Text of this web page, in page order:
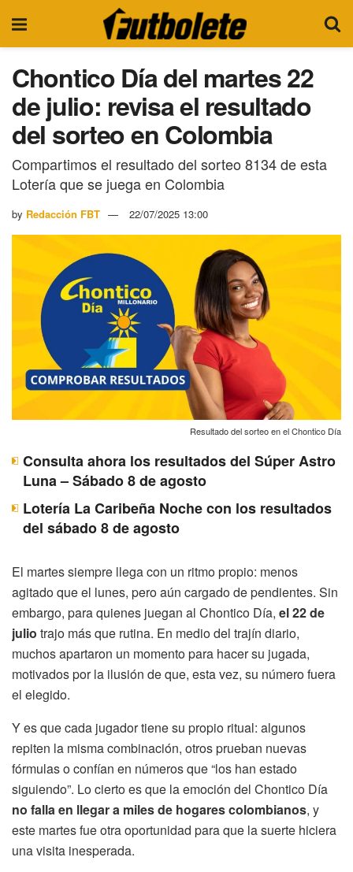
Chontico Día del martes 22
de julio: revisa el resultado
del sorteo en Colombia
Compartimos el resultado del sorteo 8134 de esta
Lotería que se juega en Colombia
by Redacción FBT 22/07/2025 13:00
Resultado del sorteo en el Chontico Día
Consulta ahora los resultados del Súper Astro
Luna – Sábado 8 de agosto
Lotería La Caribeña Noche con los resultados
del sábado 8 de agosto
El martes siempre llega con un ritmo propio: menos
agitado que el lunes, pero aún cargado de pendientes. Sin
embargo, para quienes juegan al Chontico Día, el 22 de
julio trajo más que rutina. En medio del trajín diario,
muchos apartaron un momento para hacer su jugada,
motivados por la ilusión de que, esta vez, su número fuera
el elegido.
Y es que cada jugador tiene su propio ritual: algunos
repiten la misma combinación, otros prueban nuevas
fórmulas o confían en números que “los han estado
siguiendo”. Lo cierto es que la emoción del Chontico Día
no falla en llegar a miles de hogares colombianos, y
este martes fue otra oportunidad para que la suerte hiciera
una visita inesperada.